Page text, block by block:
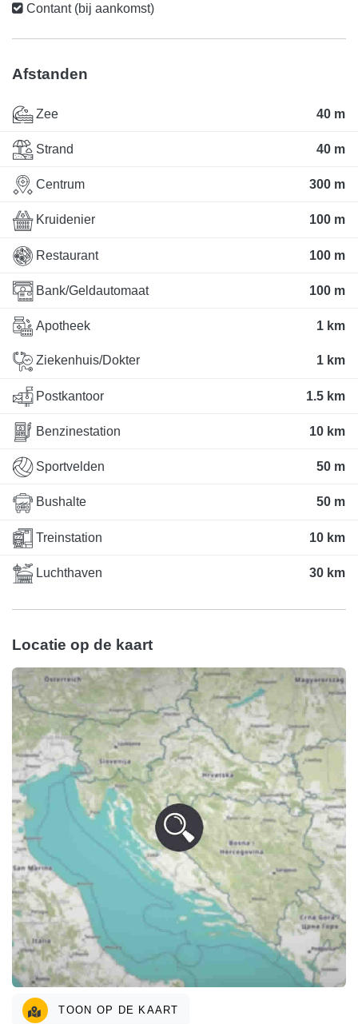
Contant (bij aankomst)
Afstanden
Zee 40 m
Strand 40 m
Centrum 300 m
Kruidenier 100 m
Restaurant 100 m
Bank/Geldautomaat 100 m
Apotheek 1 km
Ziekenhuis/Dokter 1 km
Postkantoor 1.5 km
Benzinestation 10 km
Sportvelden 50 m
Bushalte 50 m
Treinstation 10 km
Luchthaven 30 km
Locatie op de kaart
TOON OP DE KAART